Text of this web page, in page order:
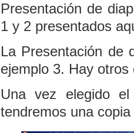
Presentación de
1 y 2 presentados
La Presentación de
ejemplo 3. Hay
Una vez elegido
tendremos una